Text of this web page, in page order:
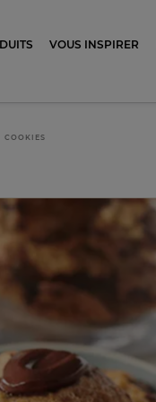
VOUS INSPIRER
COOKIES